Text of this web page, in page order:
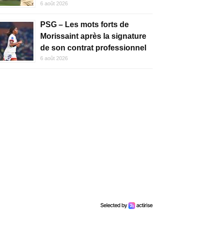
6 août 2026
PSG – Les mots forts de
Morissaint après la signature
de son contrat professionnel
6 août 2026